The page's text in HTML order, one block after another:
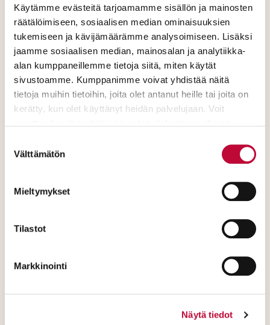
Käytämme evästeitä tarjoamamme sisällön ja mainosten
räätälöimiseen, sosiaalisen median ominaisuuksien
tukemiseen ja kävijämäärämme analysoimiseen. Lisäksi
jaamme sosiaalisen median, mainosalan ja analytiikka-
alan kumppaneillemme tietoja siitä, miten käytät
sivustoamme. Kumppanimme voivat yhdistää näitä
tietoja muihin tietoihin, joita olet antanut heille tai joita on
kerätty, kun olet käyttänyt heidän palvelujaan. Voit
valinta
Välttämätön
Mieltymykset
Tilastot
Markkinointi
Näytä tiedot
Yhteiskunnat hakevat keinoja
ongelmien hillitsemiseen sekä
sopeutumaan, kestävä kasvu voi
luoda uusia mahdollisuuksia.​
Väestön ikärakenne muuttuu
Ihmisten hyvinvointi heikkenee eikä